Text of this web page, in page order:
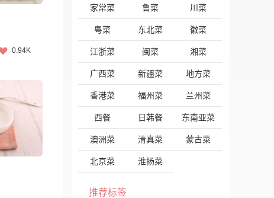
0.94K
家常菜 鲁菜 川菜
粤菜 东北菜 徽菜
江浙菜 闽菜 湘菜
广西菜 新疆菜 地方菜
香港菜 福州菜 兰州菜
西餐 日韩餐 东南亚菜
澳洲菜 清真菜 蒙古菜
北京菜 淮扬菜
推荐标签